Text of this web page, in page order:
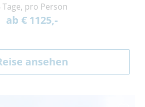
Tage, pro Person
ab € 1125,-
ansehen